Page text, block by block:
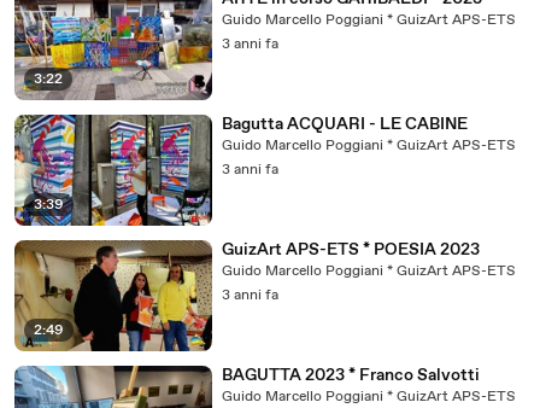
3:22
Guido Marcello Poggiani * GuizArt APS-ETS
3 anni fa
3:39
Bagutta ACQUARI - LE CABINE
Guido Marcello Poggiani * GuizArt APS-ETS
3 anni fa
2:49
GuizArt APS-ETS * POESIA 2023
Guido Marcello Poggiani * GuizArt APS-ETS
3 anni fa
BAGUTTA 2023 * Franco Salvotti
Guido Marcello Poggiani * GuizArt APS-ETS